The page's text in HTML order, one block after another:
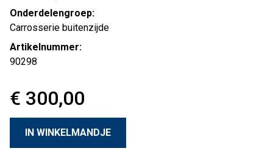
Onderdelengroep:
Carrosserie buitenzijde
Artikelnummer:
90298
€ 300,00